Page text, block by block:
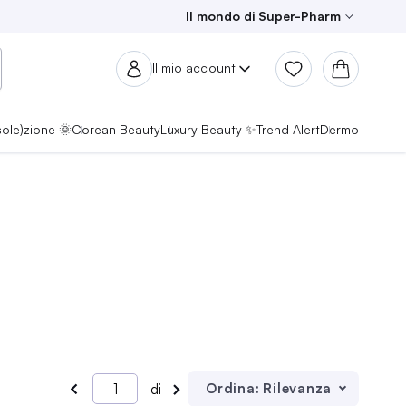
Il mondo di Super-Pharm
Il mio account
🌞Corean BeautyLuxury Beauty ✨Trend AlertDermo
di Ordina: Rilevanza